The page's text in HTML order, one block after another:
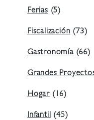
Ferias (5)
Fiscalización (73)
Gastronomía(66)
Grandes
Hogar (16)
Infantil (45)